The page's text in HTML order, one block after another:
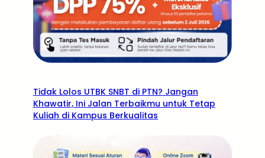
Tidak Lolos UTBK SNBT di PTN? Jangan
Khawatir, Ini Jalan Terbaikmu untuk Tetap
Kuliah di Kampus Berkualitas